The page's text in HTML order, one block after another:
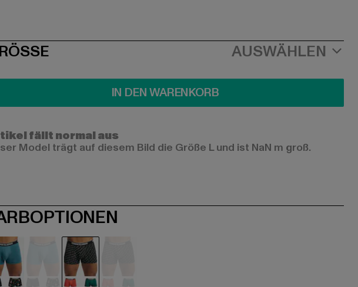
AUSWÄHLEN
IN DEN WARENKORB
fällt normal aus
Model trägt auf diesem Bild die Größe L und ist NaN m groß.